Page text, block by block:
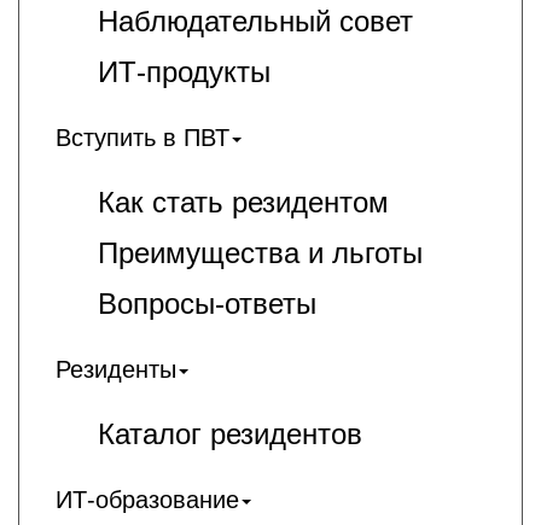
Наблюдательный совет
ИТ-продукты
Вступить в ПВТ
Как стать резидентом
Преимущества и льготы
Вопросы-ответы
Резиденты
Каталог резидентов
ИТ-образование